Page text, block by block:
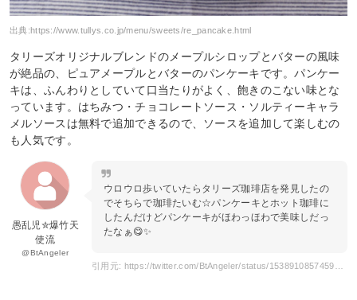
出典:https://www.tullys.co.jp/menu/sweets/re_pancake.html
タリーズオリジナルブレンドのメープルシロップとバターの風味
が絶品の、ピュアメープルとバターのパンケーキです。パンケー
キは、ふんわりとしていて口当たりがよく、飽きのこない味とな
っています。はちみつ・チョコレートソース・ソルティーキャラ
メルソースは無料で追加できるので、ソースを追加して楽しむの
も人気です。
愚乱児✮爆竹天
使流
@BtAngeler
ウロウロ歩いていたらタリーズ珈琲店を発見したの
でそちらで珈琲たいむ☆パンケーキとホット珈琲に
したんだけどパンケーキがほわっほわで美味しだっ
たなぁ😋✨